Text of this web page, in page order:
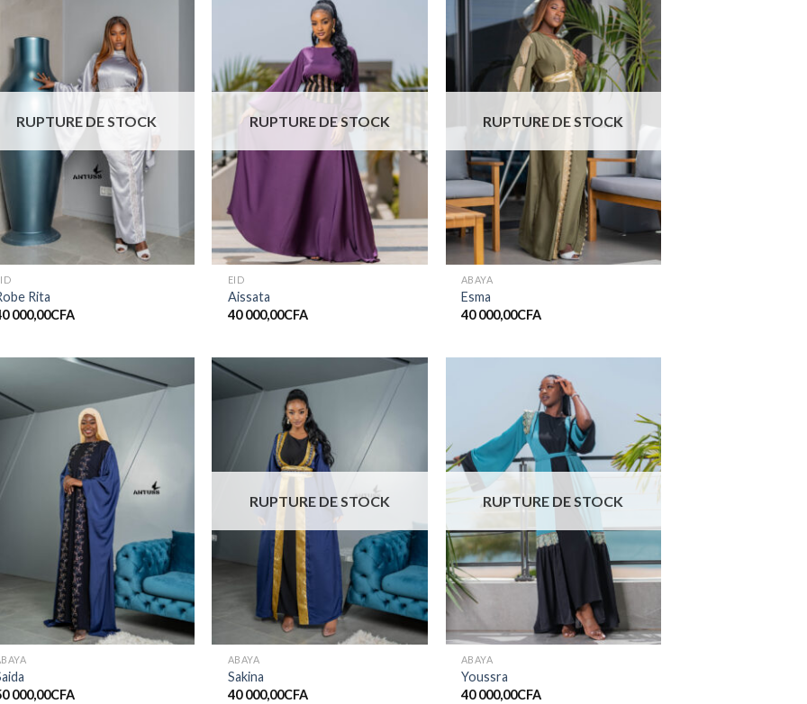
souhaits
RUPTURE DE STOCK
Rita
000,00CFA
de
souhaits
RUPTURE DE STOCK
EID
Aissata
40 000,00CFA
Ajouter
à la liste
de
souhaits
RUPTURE DE STOCK
ABAYA
Esma
40 000,00CFA
à la liste
000,00CFA
Ajouter
à la liste
RUPTURE DE STOCK
ABAYA
Sakina
40 000,00CFA
Ajouter
de
souhaits
RUPTURE DE STOCK
ABAYA
Youssra
40 000,00CFA